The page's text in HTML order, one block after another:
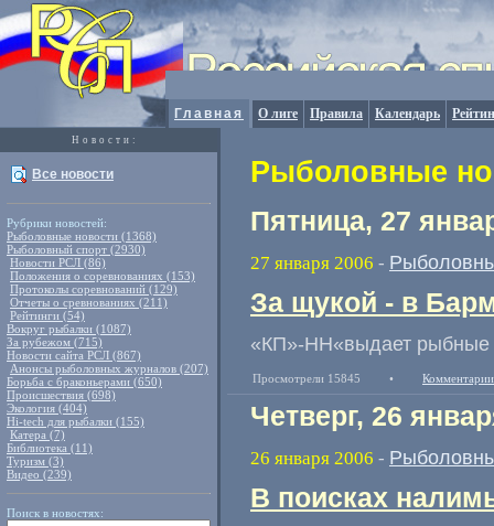
Главная О лиге Правила Календарь
Новости:
Все новости
Рубрики новостей:
Рыболовные новости (1368)
Рыболовный спорт (2930)
Новости РСЛ (86)
Положения о соревнованиях (153)
Протоколы соревнований (129)
Отчеты о сревнованиях (211)
Рейтинги (54)
Вокруг рыбалки (1087)
За рубежом (715)
Новости сайта РСЛ (867)
Анонсы рыболовных журналов (207)
Борьба с браконьерами (650)
Происшествия (698)
Экология (404)
Hi-tech для рыбалки (155)
Катера (7)
Библиотека (11)
Туризм (3)
Видео (239)
Поиск в новостях:
Рыболовные
Пятница, 27
27 января 2006 -
За щукой - в
«КП»-НН«выдает рыбные
Просмотрели 15845 •
Четверг, 26
26 января 2006 -
В поисках